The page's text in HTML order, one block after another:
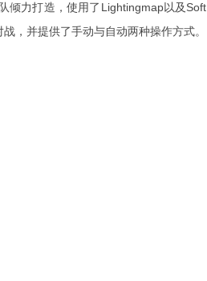
倾力打造，使用了Lightingmap以及Soft
，并提供了手动与自动两种操作方式。